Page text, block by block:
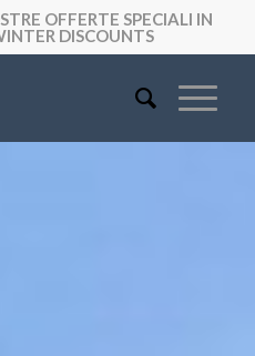
OFFERTE SPECIALI IN
DISCOUNTS